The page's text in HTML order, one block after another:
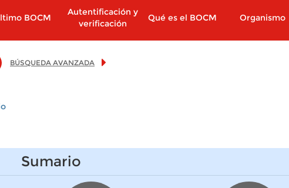
BOCM
Autentificación y
verificación
Qué es el BOCM Organismo
BÚSQUEDA AVANZADA
Sumario